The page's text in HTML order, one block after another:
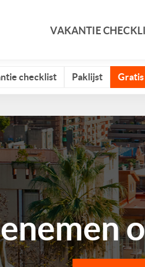
VAKANTIE
checklist Paklijst